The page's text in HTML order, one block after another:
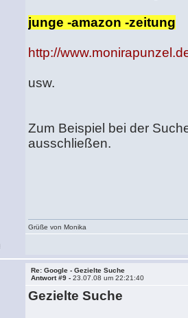
junge -amazon -zeitung
http://
usw.
Zum Beispiel bei der
ausschließen.
Grüße von Monika
Re: Google - Gezielte Suche
Antwort #9 -23.07.08 um 22:21:40
Gezielte Suche